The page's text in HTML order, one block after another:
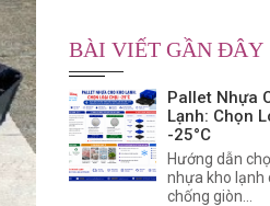
BÀI VIẾT GẦN ĐÂY
Pallet Nhựa
Lạnh: Chọn
-25°C
Hướng dẫn
nhựa kho lạnh
chống giòn...